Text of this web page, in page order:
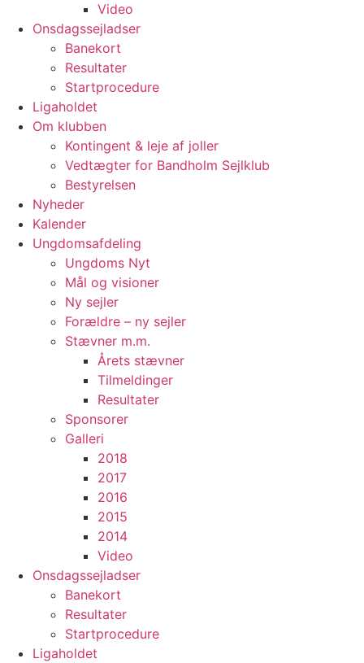
Video
Onsdagssejladser
Banekort
Resultater
Startprocedure
Ligaholdet
Om klubben
Kontingent & leje af joller
Vedtægter for Bandholm Sejlklub
Bestyrelsen
Nyheder
Kalender
Ungdomsafdeling
Ungdoms Nyt
Mål og visioner
Ny sejler
Forældre – ny sejler
Stævner m.m.
Årets stævner
Tilmeldinger
Resultater
Sponsorer
Galleri
2018
2017
2016
2015
2014
Video
Onsdagssejladser
Banekort
Resultater
Startprocedure
Ligaholdet